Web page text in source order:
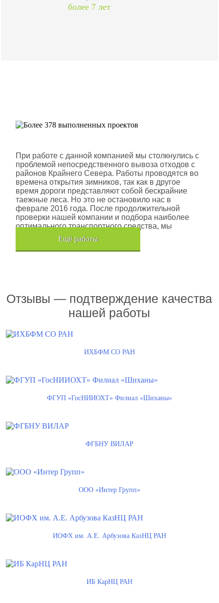
более 7 лет
При работе с данной компанией мы столкнулись с
проблемой непосредственного вывоза отходов с
районов Крайнего Севера. Работы проводятся во
времена открытия зимников, так как в другое
время дороги представляют собой бескрайние
таежные леса. Но это не остановило нас в
феврале 2016 года. После продолжительной
проверки нашей компании и подбора наиболее
оптимального транспортного средства, мы
помогли данной компании.
Eщё работы
Отзывы — подтверждение качества
нашей работы
ИХБФМ СО РАН
ФГУП «ГосНИИОХТ» Филиал «Шиханы»
ФГБНУ ВИЛАР
ООО «Интер Групп»
ИОФХ им. А.Е. Арбузова КазНЦ РАН
ИБ КарНЦ РАН